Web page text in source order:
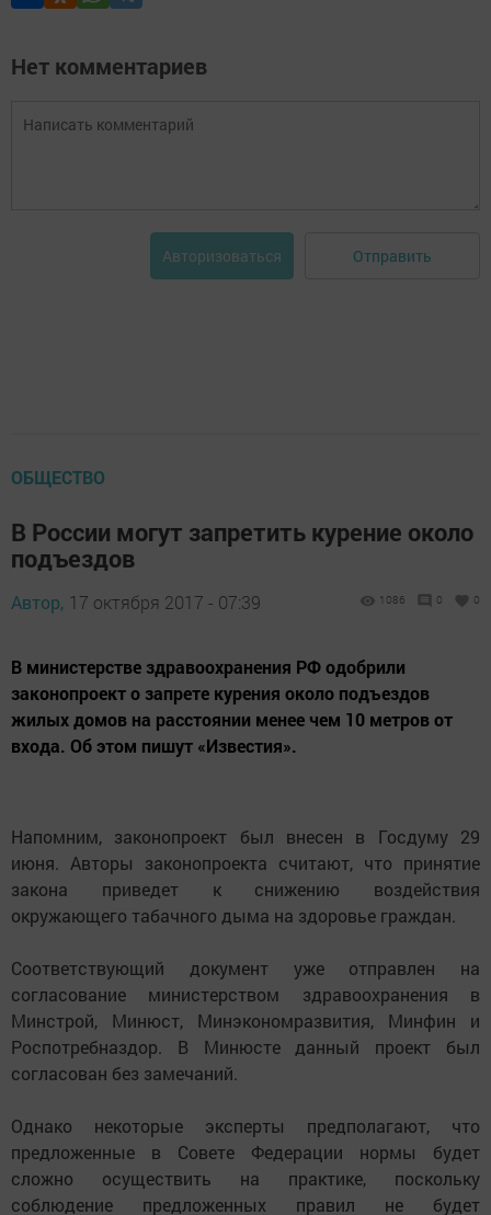
Нет комментариев
Авторизоваться Отправить
ОБЩЕСТВО
В России могут запретить курение около
подъездов
Автор, 17 октября 2017 - 07:39 1086 0 0
В министерстве здравоохранения РФ одобрили
законопроект о запрете курения около подъездов
жилых домов на расстоянии менее чем 10 метров от
входа. Об этом пишут «Известия».
Напомним, законопроект был внесен в Госдуму 29
июня. Авторы законопроекта считают, что принятие
закона приведет к снижению воздействия
окружающего табачного дыма на здоровье граждан.
Соответствующий документ уже отправлен на
согласование министерством здравоохранения в
Минстрой, Минюст, Минэкономразвития, Минфин и
Роспотребназдор. В Минюсте данный проект был
согласован без замечаний.
Однако некоторые эксперты предполагают, что
предложенные в Совете Федерации нормы будет
сложно осуществить на практике, поскольку
соблюдение предложенных правил не будет